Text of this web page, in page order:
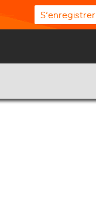
S'enregistrer